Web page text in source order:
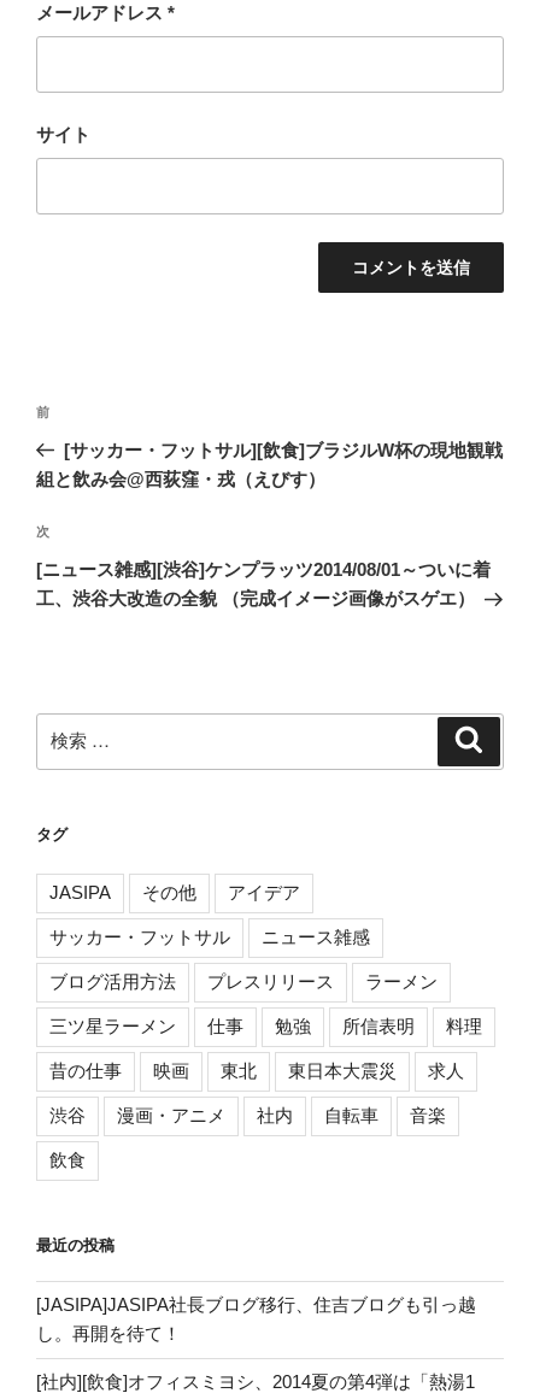
メールアドレス *
サイト
投
ナ
ゲ
ー
シ
過
去
の
稿
前
[サッカー・フットサル][飲食]ブラジルW杯の現地観戦
組と飲み会@西荻窪・戎（えびす）
次
の
投
次
[ニュース雑感][渋谷]ケンプラッツ2014/08/01～ついに着
工、渋谷大改造の全貌 （完成イメージ画像がスゲエ）
検
索:
タグ
JASIPA その他 アイデア
サッカー・フットサル ニュース雑感
ブログ活用方法 プレスリリース ラーメン
三ツ星ラーメン 仕事 勉強 所信表明 料理
昔の仕事 映画 東北 東日本大震災 求人
渋谷 漫画・アニメ 社内 自転車 音楽
飲食
最近の投稿
[JASIPA]JASIPA社長ブログ移行、住吉ブログも引っ越
し。再開を待て！
[社内][飲食]オフィスミヨシ、2014夏の第4弾は「熱湯1